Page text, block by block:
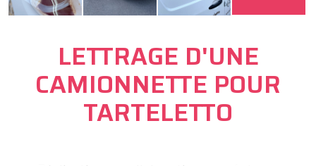
LETTRAGE D'UNE
CAMIONNETTE POUR
TARTELETTO